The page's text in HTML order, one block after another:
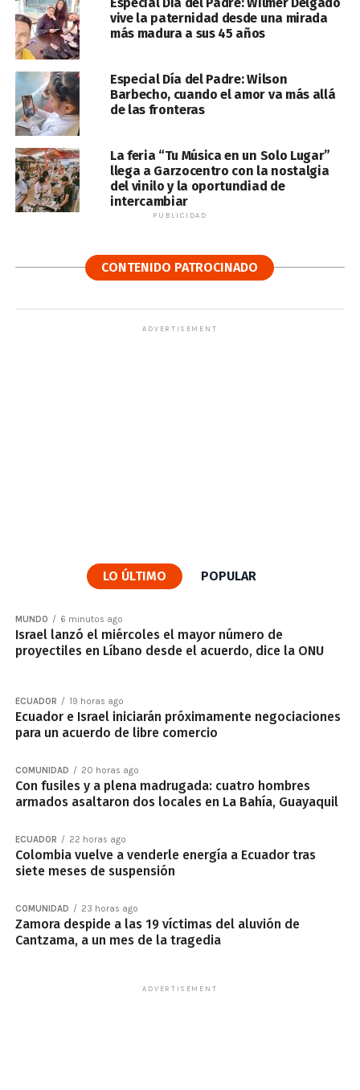
vive la paternidad desde una mirada
más madura a sus 45 años
Especial Día del Padre: Wilson
Barbecho, cuando el amor va más allá
de las fronteras
La feria “Tu Música en un Solo Lugar”
llega a Garzocentro con la nostalgia
del vinilo y la oportundiad de
intercambiar
PUBLICIDAD
CONTENIDO PATROCINADO
ADVERTISEMENT
LO ÚLTIMO POPULAR
MUNDO 6 minutos ago
Israel lanzó el miércoles el mayor número de
proyectiles en Líbano desde el acuerdo, dice la ONU
ECUADOR 19 horas ago
Ecuador e Israel iniciarán próximamente negociaciones
para un acuerdo de libre comercio
COMUNIDAD 20 horas ago
Con fusiles y a plena madrugada: cuatro hombres
armados asaltaron dos locales en La Bahía, Guayaquil
ECUADOR 22 horas ago
Colombia vuelve a venderle energía a Ecuador tras
siete meses de suspensión
COMUNIDAD 23 horas ago
Zamora despide a las 19 víctimas del aluvión de
Cantzama, a un mes de la tragedia
ADVERTISEMENT